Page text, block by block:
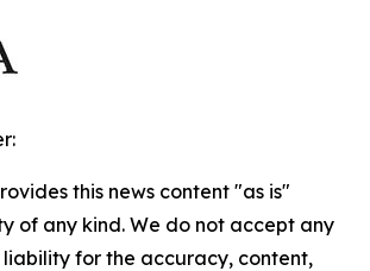
this news content "as is"
of any kind. We do not accept any
liability for the accuracy, content,